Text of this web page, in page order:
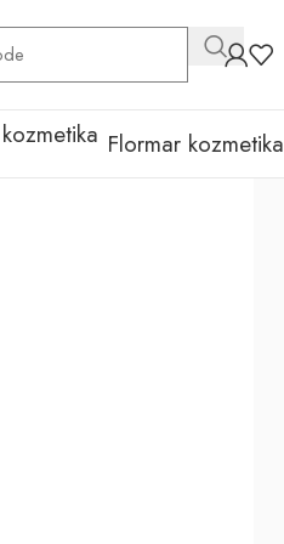
Flormar kozmetika